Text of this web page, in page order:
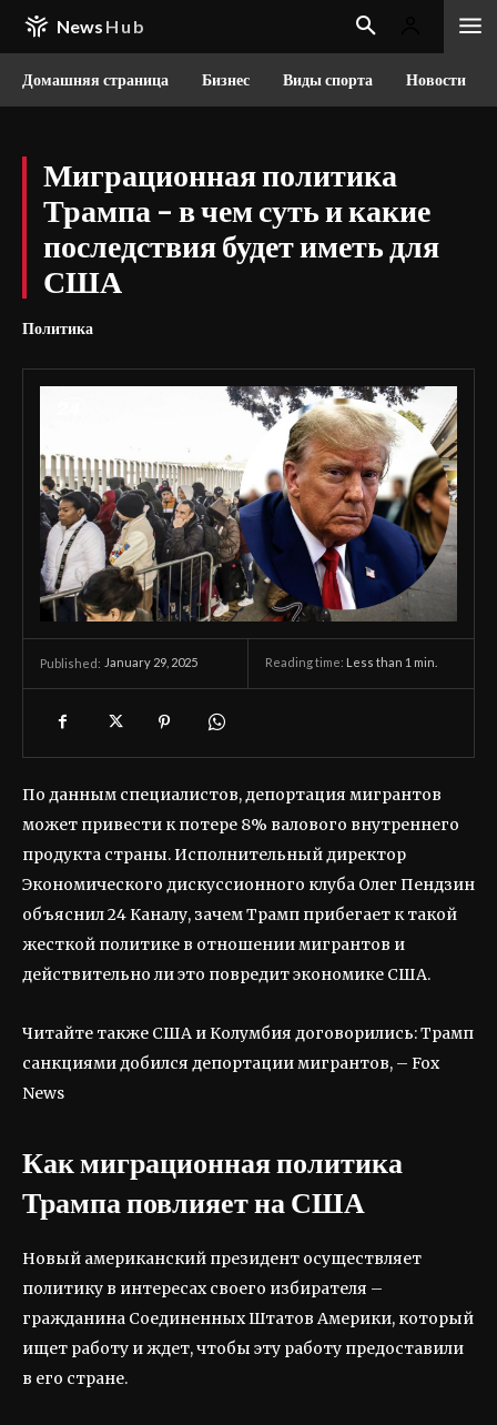
News Hub
Домашняя страница Бизнес Виды спорта Новости
Миграционная политика
Трампа – в чем суть и какие
последствия будет иметь для
США
Политика
Published: January 29, 2025 Reading time: Less than 1 min.
По данным специалистов, депортация мигрантов
может привести к потере 8% валового внутреннего
продукта страны. Исполнительный директор
Экономического дискуссионного клуба Олег Пендзин
объяснил 24 Каналу, зачем Трамп прибегает к такой
жесткой политике в отношении мигрантов и
действительно ли это повредит экономике США.
Читайте также США и Колумбия договорились: Трамп
санкциями добился депортации мигрантов, – Fox
News
Как миграционная политика
Трампа повлияет на США
Новый американский президент осуществляет
политику в интересах своего избирателя –
гражданина Соединенных Штатов Америки, который
ищет работу и ждет, чтобы эту работу предоставили
в его стране.